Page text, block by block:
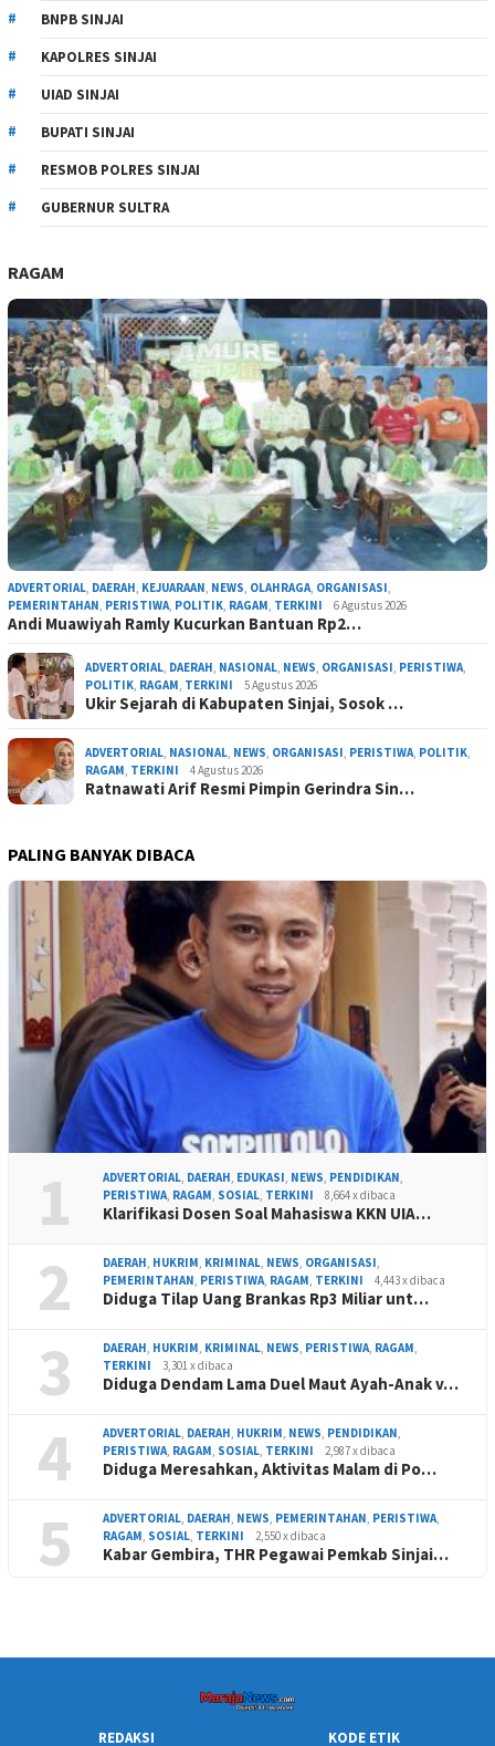
BNPB SINJAI
KAPOLRES SINJAI
UIAD SINJAI
BUPATI SINJAI
RESMOB POLRES SINJAI
GUBERNUR SULTRA
RAGAM
ADVERTORIAL, DAERAH, KEJUARAAN, NEWS, OLAHRAGA, ORGANISASI,
PEMERINTAHAN, PERISTIWA, POLITIK, RAGAM, TERKINI 6 Agustus 2026
Andi Muawiyah Ramly Kucurkan Bantuan Rp2…
ADVERTORIAL, DAERAH, NASIONAL, NEWS, ORGANISASI, PERISTIWA,
POLITIK, RAGAM, TERKINI 5 Agustus 2026
Ukir Sejarah di Kabupaten Sinjai, Sosok …
ADVERTORIAL, NASIONAL, NEWS, ORGANISASI, PERISTIWA, POLITIK,
RAGAM, TERKINI 4 Agustus 2026
Ratnawati Arif Resmi Pimpin Gerindra Sin…
PALING BANYAK DIBACA
1 ADVERTORIAL, DAERAH, EDUKASI, NEWS, PENDIDIKAN,
PERISTIWA, RAGAM, SOSIAL, TERKINI 8,664 x dibaca
Klarifikasi Dosen Soal Mahasiswa KKN UIA…
2 DAERAH, HUKRIM, KRIMINAL, NEWS, ORGANISASI,
PEMERINTAHAN, PERISTIWA, RAGAM, TERKINI 4,443 x dibaca
Diduga Tilap Uang Brankas Rp3 Miliar unt…
3 DAERAH, HUKRIM, KRIMINAL, NEWS, PERISTIWA, RAGAM,
TERKINI
3,301 x dibaca
Diduga Dendam Lama Duel Maut Ayah-Anak v…
4 ADVERTORIAL, DAERAH, HUKRIM, NEWS, PENDIDIKAN,
PERISTIWA, RAGAM, SOSIAL, TERKINI 2,987 x dibaca
Diduga Meresahkan, Aktivitas Malam di Po…
5 ADVERTORIAL, DAERAH, NEWS, PEMERINTAHAN, PERISTIWA,
RAGAM, SOSIAL, TERKINI 2,550 x dibaca
Kabar Gembira, THR Pegawai Pemkab Sinjai…
REDAKSI KODE ETIK